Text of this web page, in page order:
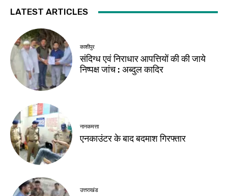
LATEST ARTICLES
काशीपुर
संदिग्ध एवं निराधार आपत्तियों की की जाये
निष्पक्ष जांच : अब्दुल कादिर
नानकमत्ता
एनकाउंटर के बाद बदमाश गिरफ्तार
उत्तराखंड